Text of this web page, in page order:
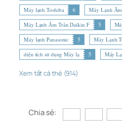
Máy lạnh Toshiba
6 Máy Lạnh
Máy Lạnh Âm Trần Daikin F
5
Máy lạnh Panasonic
5 Máy Lạnh
diện tích sử dụng Máy lạ
5 Máy
Xem tất cả thẻ (914)
Chia sẻ: